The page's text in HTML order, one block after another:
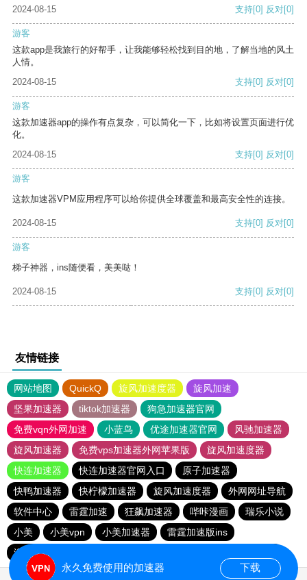
2024-08-15
支持[0] 反对[0]
游客
这款app是我旅行的好帮手，让我能够轻松找到目的地，了解当地的风土
人情。
2024-08-15
支持[0] 反对[0]
游客
这款加速器app的操作有点复杂，可以简化一下，比如将设置页面进行优
化。
2024-08-15
支持[0] 反对[0]
游客
这款加速器VPM应用程序可以给你提供全球覆盖和最高安全性的连接。
2024-08-15 支持[0] 反对[0]
游客
梯子神器，ins随便看，美美哒！
2024-08-15 支持[0] 反对[0]
友情链接
网站地图 QuickQ 旋风加速度器
旋风加速
坚果加速器
tiktok加速器
狗急加速器官网
免费vqn外网加速
小蓝鸟 优途加速器官网
风驰加速器
旋风加速器
免费vps加速器外网苹果版
旋风加速度器
快连加速器
快连加速器官网入口
原子加速器
快鸭加速器
快柠檬加速器 旋风加速度器
外网网址导航
软件中心
雷霆加速 狂飙加速器 哔咔漫画
瑞乐小说
小美
小美vpn 小美加速器
雷霆加速版ins
海鸥加速器下载
永久免费使用的加速器 下载